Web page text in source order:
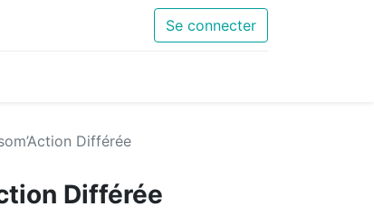
Se connecter
Différée
Différée